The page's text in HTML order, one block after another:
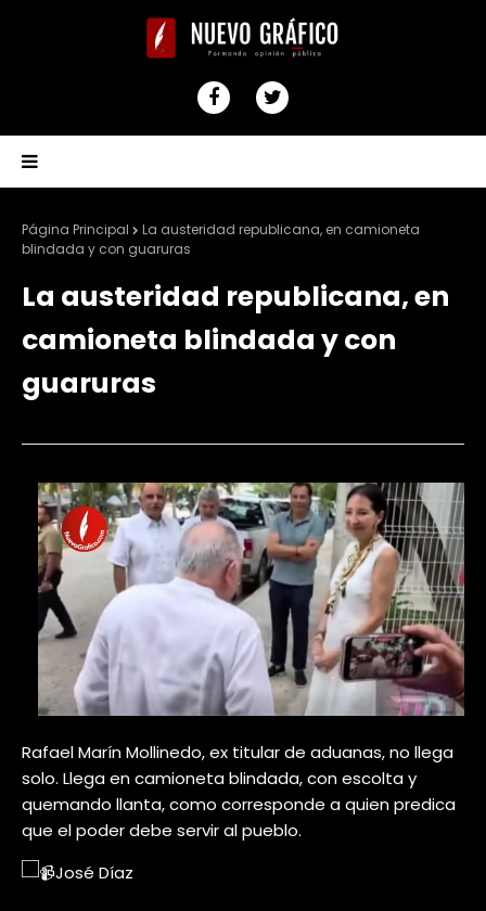
Página Principal
La austeridad republicana, en camioneta
blindada y con guaruras
La austeridad republicana, en
camioneta blindada y con
guaruras
Rafael Marín Mollinedo, ex titular de aduanas, no llega
solo. Llega en camioneta blindada, con escolta y
quemando llanta, como corresponde a quien predica
que el poder debe servir al pueblo.
José Díaz